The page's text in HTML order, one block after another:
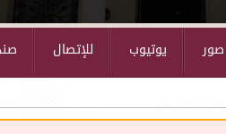
للإتصال يوتيوب صور